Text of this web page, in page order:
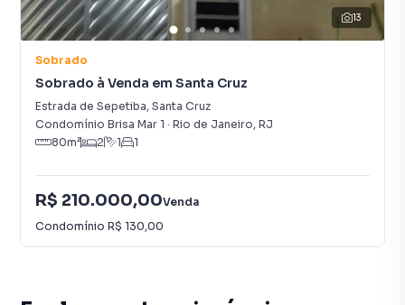
13
Sobrado
Sobrado à Venda em Santa Cruz
Estrada de Sepetiba, Santa Cruz
Condomínio Brisa Mar 1 · Rio de Janeiro, RJ
80m² 2 1 1
R$ 210.000,00Venda
Condomínio R$ 130,00